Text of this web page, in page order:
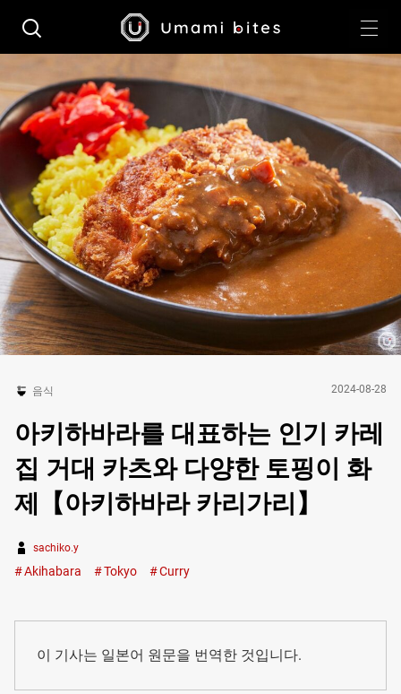
음식 2024-08-28
아키하바라를 대표하는 인기 카레
집 거대 카츠와 다양한 토핑이 화
제【아키하바라 카리가리】
sachiko.y
Akihabara Tokyo Curry
이 기사는 일본어 원문을 번역한 것입니다.